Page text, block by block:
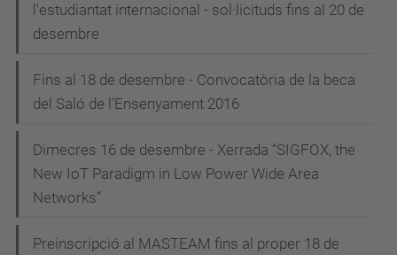
l'estudiantat internacional - sol·licituds fins al 20 de
desembre
Fins al 18 de desembre - Convocatòria de la beca
del Saló de l'Ensenyament 2016
Dimecres 16 de desembre - Xerrada “SIGFOX, the
New IoT Paradigm in Low Power Wide Area
Networks”
Preinscripció al MASTEAM fins al proper 18 de